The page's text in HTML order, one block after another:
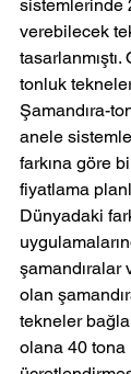
sistemlerinde
verebilecek
tonluk
Şamandıra-
anele
farkına göre
fiyatlama
Dünyadaki
şamandıralar
olan
tekneler
olana 40 tona